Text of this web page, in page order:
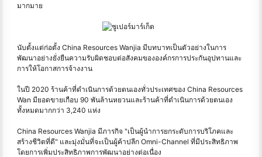
มากมาย
นับตั้งแต่ก่อตั้ง China Resources Wanjia มีบทบาทเป็นตัวอย่างในการ
พัฒนาอย่างยั่งยืนความรับผิดชอบต่อสังคมขององค์กรการประกันอุปทานและ
การให้โอกาสการจ้างงาน
ในปี 2020 ร้านค้าที่ดําเนินการด้วยตนเองทั่วประเทศของ China Resources
Wan มียอดขายเกือบ 90 พันล้านหยวนและร้านค้าที่ดําเนินการด้วยตนเอง
ทั้งหมดมากกว่า 3,240 แห่ง
China Resources Wanjia มีภารกิจ "เป็นผู้นำการยกระดับการบริโภคและ
สร้างชีวิตที่ดี" และมุ่งมั่นที่จะเป็นผู้ค้าปลีก Omni-Channel ที่มีประสิทธิภาพ
โดยการเพิ่มประสิทธิภาพการพัฒนาอย่างต่อเนื่อง